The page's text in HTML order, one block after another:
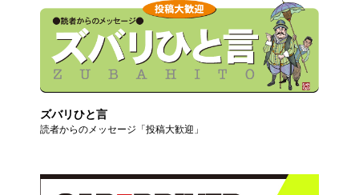
ズバリひと言
読者からのメッセージ「投稿大歓迎」